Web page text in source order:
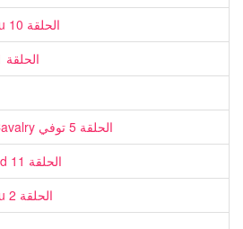
انمي Quan Zhi Gao Shou الحلقة 10
انمي Pumpkin Scissors الحلقة 1
انمي Rakudai Kishi No Cavalry الحلقة 5 توفي
انمي Promised Neverland الحلقة 11
انمي Quan Zhi Gao Shou الحلقة 2